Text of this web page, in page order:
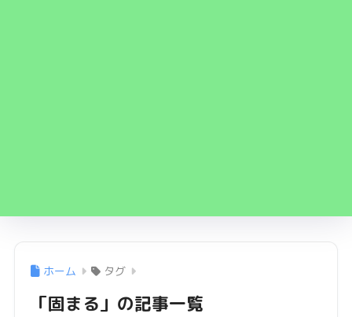
ホーム タグ
「固まる」の記事一覧